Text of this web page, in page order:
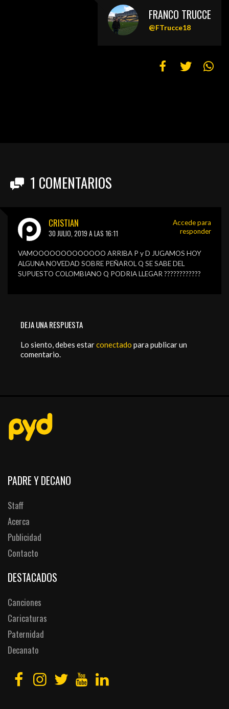
FRANCO TRUCCE
@FTrucce18
1 COMENTARIOS
CRISTIAN
30 JULIO, 2019 A LAS 16:11
VAMOOOOOOOOOOOOO ARRIBA P y D JUGAMOS HOY
ALGUNA NOVEDAD SOBRE PEÑAROL Q SE SABE DEL
SUPUESTO COLOMBIANO Q PODRIA LLEGAR ????????????
Accede para
responder
DEJA UNA RESPUESTA
Lo siento, debes estarconectado para publicar un
comentario.
PADRE Y DECANO
Staff
Acerca
Publicidad
Contacto
DESTACADOS
Canciones
Caricaturas
Paternidad
Decanato